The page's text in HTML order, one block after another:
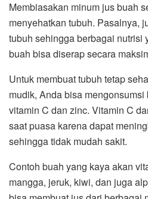
Membiasakan minum jus buah
menyehatkan tubuh. Pasalnya,
tubuh sehingga berbagai nutrisi
buah bisa diserap secara
Untuk membuat tubuh tetap
mudik, Anda bisa
vitamin C dan zinc. Vitamin C
saat puasa karena dapat
sehingga tidak mudah sakit.
Contoh buah yang kaya akan
mangga, jeruk, kiwi, dan juga